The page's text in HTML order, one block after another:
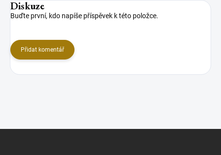
Diskuze
Buďte první, kdo napíše příspěvek k této položce.
Přidat komentář